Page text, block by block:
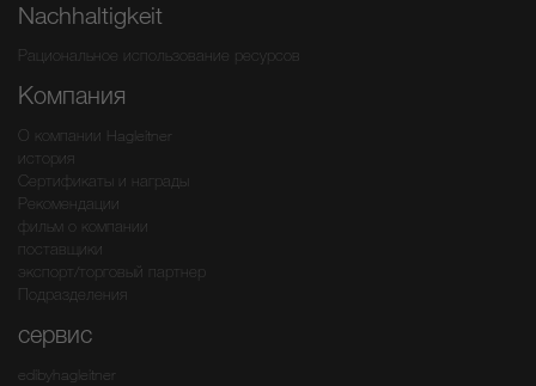
Nachhaltigkeit
Рациональное использование ресурсов
Компания
О компании Hagleitner
история
Сертификаты и награды
Рекомендации
фильм о компании
поставщики
экспорт/торговый партнер
Подразделения
сервис
edibyhagleitner